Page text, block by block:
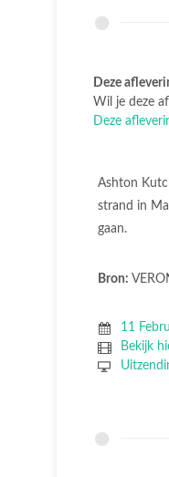
Deze
Wil je deze
Deze
Ashton
strand in
gaan.
Bron:
11
Bekijk